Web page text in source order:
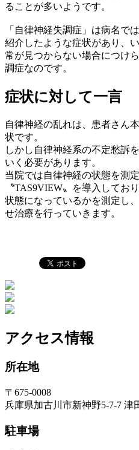
ることが多いようです。
「自律神経失調症」は病名で
紹介したような症状があり、
常が見つからない場合につけ
調症なのです。
症状に対して一言
自律神経の乱れは、患者さん
状です。
しかし自律神経系の不定愁訴
いく必要があります。
当院では自律神経の状態を測
〝TAS9VIEW〟を導入してお
状態になっているかを測定し
せ治療を行っていきます。
アクセス情報
所在地
〒675-0008
兵庫県加古川市新神野5-7-7 津
駐車場